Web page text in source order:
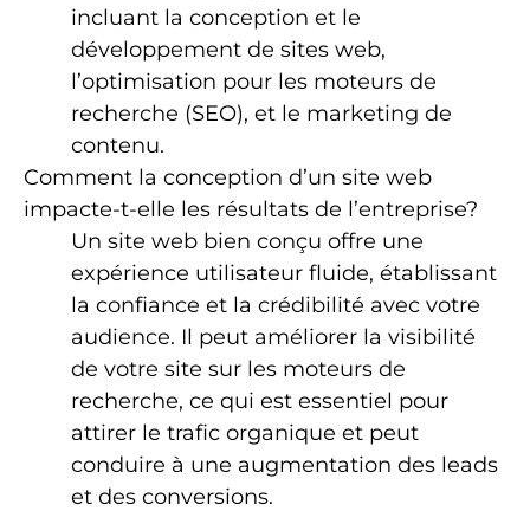
incluant la conception et le
développement de sites web,
l’optimisation pour les moteurs de
recherche (SEO), et le marketing de
contenu.
Comment la conception d’un site web
impacte-t-elle les résultats de l’entreprise?
Un site web bien conçu offre une
expérience utilisateur fluide, établissant
la confiance et la crédibilité avec votre
audience. Il peut améliorer la visibilité
de votre site sur les moteurs de
recherche, ce qui est essentiel pour
attirer le trafic organique et peut
conduire à une augmentation des leads
et des conversions.